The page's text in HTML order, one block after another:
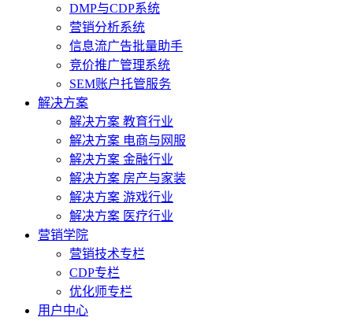
DMP与CDP系统
营销分析系统
信息流广告批量助手
竞价推广管理系统
SEM账户托管服务
解决方案
解决方案 教育行业
解决方案 电商与网服
解决方案 金融行业
解决方案 房产与家装
解决方案 游戏行业
解决方案 医疗行业
营销学院
营销技术专栏
CDP专栏
优化师专栏
用户中心